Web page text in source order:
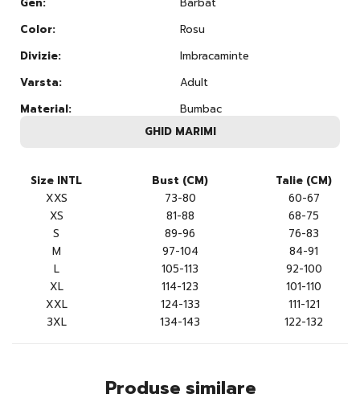
Color:
Rosu
Divizie:
Imbracaminte
Varsta:
Adult
Material:
Bumbac
GHID MARIMI
Size INTL Bust (CM)
Talie (CM)
XXS
73-80
60-67
XS
81-88
68-75
S
89-96
76-83
M
97-104
84-91
L
105-113
92-100
XL
114-123
101-110
XXL
124-133
111-121
3XL
134-143 122-132
Produse similare